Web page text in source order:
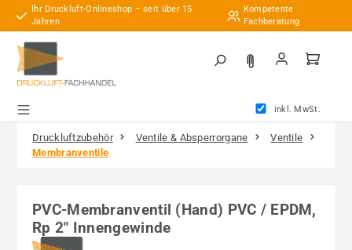
Zum Hauptinhalt springen
Ihr Druckluft-Onlineshop – seit über 15
Jahren
Kompetente
Fachberatung
inkl. MwSt.
Druckluftzubehör Ventile & Absperrorgane
Ventile
Membranventile
PVC-Membranventil (Hand) PVC / EPDM,
Rp 2" Innengewinde